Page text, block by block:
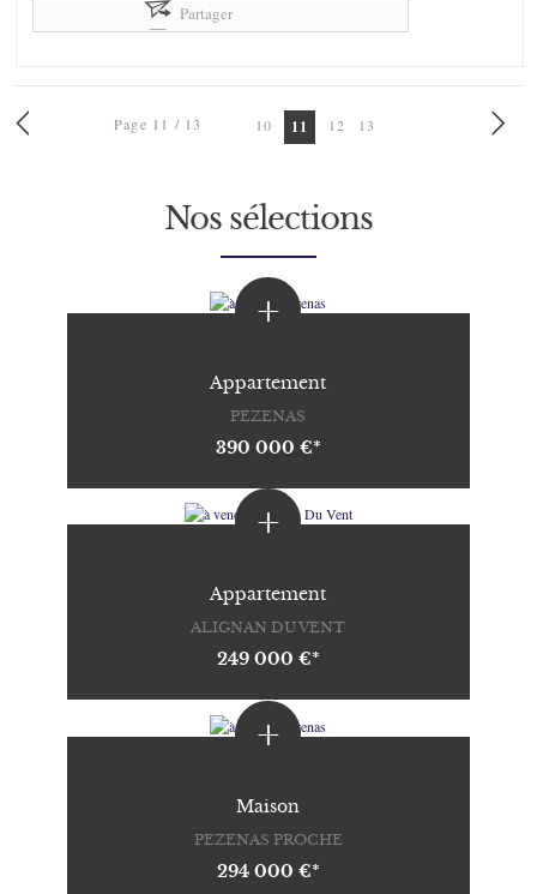
Partager
Page 11 / 13 10 11 12 13
Nos sélections
+
Appartement
PEZENAS
390 000 €*
+
Appartement
ALIGNAN DU VENT
249 000 €*
+
Maison
PEZENAS PROCHE
294 000 €*